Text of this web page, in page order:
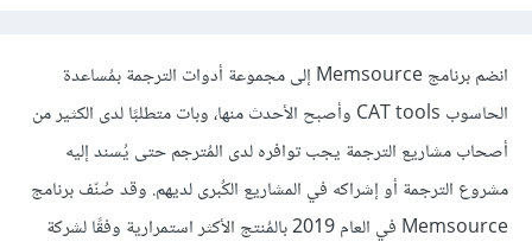
انضم برنامج Memsource إلى مجموعة أدوات الترجمة بمُساعدة
الحاسوب CAT tools وأصبح الأحدث منها، وبات متطلبًا لدى الكثير من
أصحاب مشاريع الترجمة يجب توافره لدى المُترجم حتى يُسند إليه
مشروع الترجمة أو إشراكه في المشاريع الكُبرى لديهم. وقد صُنّف برنامج
Memsource في العام 2019 بالمُنتج الأكثر استمرارية وفقًا لشركة